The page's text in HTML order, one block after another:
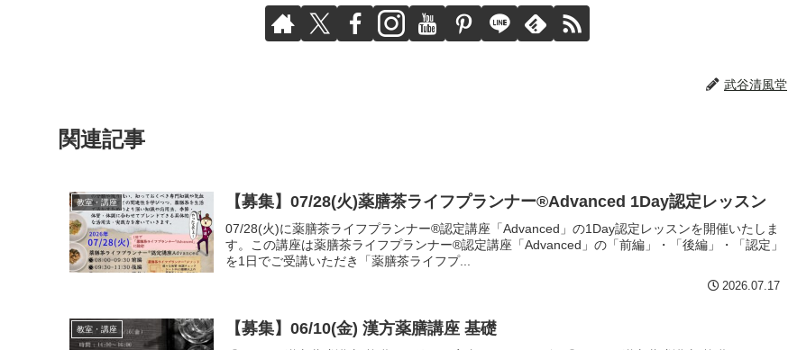
武谷清風堂
関連記事
教室・講座 【募集】07/28(火)薬膳茶ライフプランナー®Advanced 1Day認定レッスン
07/28(火)に薬膳茶ライフプランナー®認定講座「Advanced」の1Day認定レッスンを開催いたしま
す。この講座は薬膳茶ライフプランナー®認定講座「Advanced」の「前編」・「後編」・「認定」
を1日でご受講いただき「薬膳茶ライフプ...
2026.07.17
教室・講座 【募集】06/10(金) 漢方薬膳講座 基礎